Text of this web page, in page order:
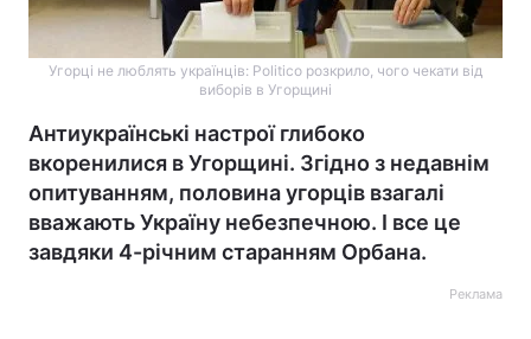
Угорці не люблять українців: Politico розкрило, чого чекати від
виборів в Угорщині
Антиукраїнські настрої глибоко
вкоренилися в Угорщині. Згідно з недавнім
опитуванням, половина угорців взагалі
вважають Україну небезпечною. І все це
завдяки 4-річним старанням Орбана.
Реклама